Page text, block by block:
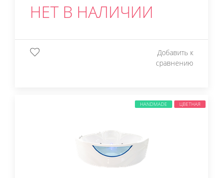
НЕТ В НАЛИЧИИ
Добавить к
сравнению
HANDMADE ЦВЕТНАЯ